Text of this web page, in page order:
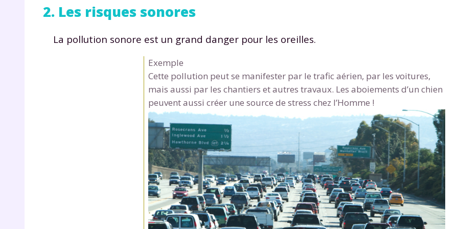
2. Les risques sonores
La pollution sonore est un grand danger pour les oreilles.
Exemple
Cette pollution peut se manifester par le trafic aérien, par les voitures,
mais aussi par les chantiers et autres travaux. Les aboiements d’un chien
peuvent aussi créer une source de stress chez l’Homme !
Envie de progresser et de
réussir votre année scolaire ?
Testez gratuitement pendant 24h
notre plateforme de soutien
Fiches de cours et vidéos,
exercices corrigés
Tout le programme
du CP à la Terminale